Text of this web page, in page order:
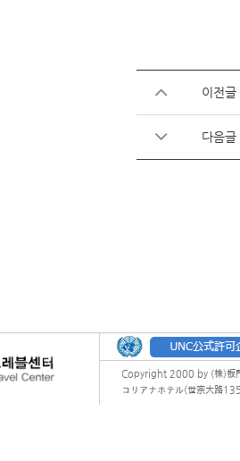
이전글
다음글
Copyright 2000 by (株)板
コリアナホテル(世宗大路